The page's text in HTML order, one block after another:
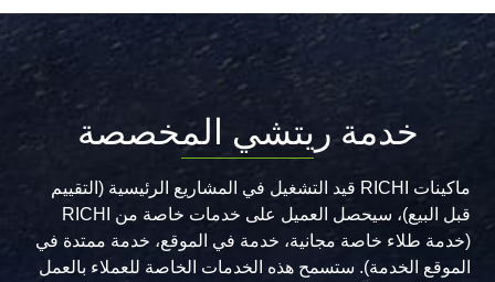
خدمة ريتشي المخصصة
ماكينات RICHI قيد التشغيل في المشاريع الرئيسية (التقييم
قبل البيع)، سيحصل العميل على خدمات خاصة من RICHI
(خدمة طلاء خاصة مجانية، خدمة في الموقع، خدمة ممتدة في
الموقع الخدمة). ستسمح هذه الخدمات الخاصة للعملاء بالعمل